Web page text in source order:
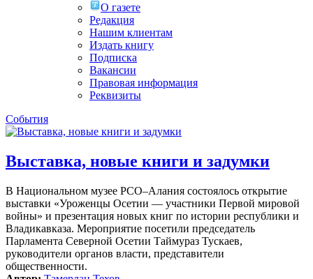
О газете
Редакция
Нашим клиентам
Издать книгу
Подписка
Вакансии
Правовая информация
Реквизиты
События
Выставка, новые книги и задумки
В Национальном музее РСО–Алания состоялось открытие
выставки «Уроженцы Осетии — участники Первой мировой
войны» и презентация новых книг по истории республики и
Владикавказа. Мероприятие посетили председатель
Парламента Северной Осетии Таймураз Тускаев,
руководители органов власти, представители
общественности.